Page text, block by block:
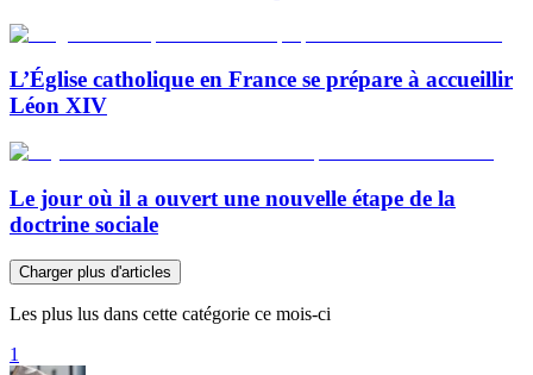
L’Église catholique en France se prépare à accueillir
Léon XIV
Le jour où il a ouvert une nouvelle étape de la
doctrine sociale
Charger plus d'articles
Les plus lus dans cette catégorie ce mois-ci
1